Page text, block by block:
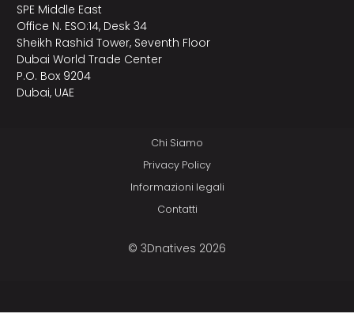
SPE Middle East
Office N. ESO:14, Desk 34
Sheikh Rashid Tower, Seventh Floor
Dubai World Trade Center
P.O. Box 9204
Dubai, UAE
Chi Siamo
Privacy Policy
Informazioni legali
Contatti
© 3Dnatives 2026